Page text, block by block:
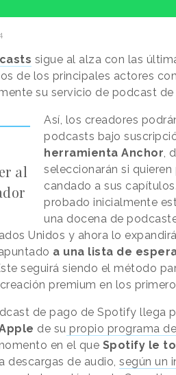
sigue al alza con las
de los principales actores
su servicio de podcast de
al
Así, los creadores
podcasts bajo
herramienta Anchor ,
seleccionarán si
candado a sus
probado inicialmente
una docena de
Unidos y ahora lo
a una lista de
seguirá siendo el método
premium en los
de pago de Spotify llega
de su propio programa
en el que Spotify le
descargas de audio, según un